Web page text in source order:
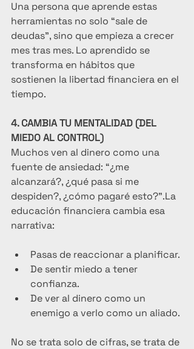
Una persona que aprende estas
herramientas no solo “sale de
deudas”, sino que empieza a crecer
mes tras mes. Lo aprendido se
transforma en hábitos que
sostienen la libertad financiera en el
tiempo.
4. CAMBIA TU MENTALIDAD (DEL
MIEDO AL CONTROL)
Muchos ven al dinero como una
fuente de ansiedad: “¿me
alcanzará?, ¿qué pasa si me
despiden?, ¿cómo pagaré esto?”.La
educación financiera cambia esa
narrativa:
Pasas de reaccionar a planificar.
De sentir miedo a tener
confianza.
De ver al dinero como un
enemigo a verlo como un aliado.
No se trata solo de cifras, se trata de